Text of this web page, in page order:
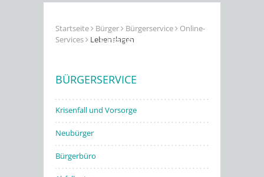
Erleben
Startseite Bürger Bürgerservice
Online-
Services
Lebenslagen
BÜRGERSERVICE
Krisenfall und Vorsorge
Neubürger
Bürgerbüro